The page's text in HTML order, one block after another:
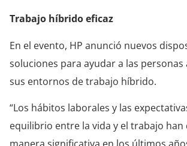
Trabajo híbrido eficaz
En el evento, HP anunció nuevos
soluciones para ayudar a las
sus entornos de trabajo híbrido.
“Los hábitos laborales y las
equilibrio entre la vida y el trabajo han